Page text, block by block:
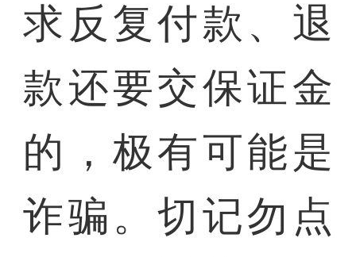
求反复付款、退
款还要交保证金
的，极有可能是
诈骗。切记勿点